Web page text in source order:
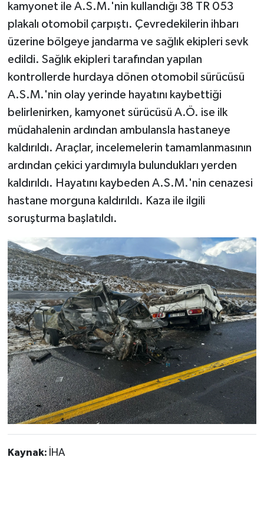
kamyonet ile A.S.M.'nin kullandığı 38 TR 053
plakalı otomobil çarpıştı. Çevredekilerin ihbarı
üzerine bölgeye jandarma ve sağlık ekipleri sevk
edildi. Sağlık ekipleri tarafından yapılan
kontrollerde hurdaya dönen otomobil sürücüsü
A.S.M.'nin olay yerinde hayatını kaybettiği
belirlenirken, kamyonet sürücüsü A.Ö. ise ilk
müdahalenin ardından ambulansla hastaneye
kaldırıldı. Araçlar, incelemelerin tamamlanmasının
ardından çekici yardımıyla bulundukları yerden
kaldırıldı. Hayatını kaybeden A.S.M.'nin cenazesi
hastane morguna kaldırıldı. Kaza ile ilgili
soruşturma başlatıldı.
Kaynak: İHA